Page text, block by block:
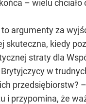
– wielu
to argumenty za
skuteczna, kiedy
straty dla
w
przedsiębiorstw?
i przypomina, że